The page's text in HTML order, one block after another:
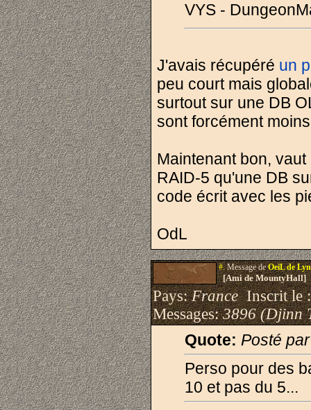
VYS -
J'avais récupéré un
peu court mais
surtout sur une DB
sont forcément
Maintenant bon,
RAID-5 qu'une DB
code écrit avec les
OdL
#.Message deOeiL de
[Ami de MountyHall]
Pays:FranceInscrit le
Messages:3896 (Djinn
Quote: Posté
Perso pour des
10 et pas du 5...